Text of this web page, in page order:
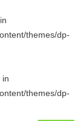
themes/dp-
in
themes/dp-